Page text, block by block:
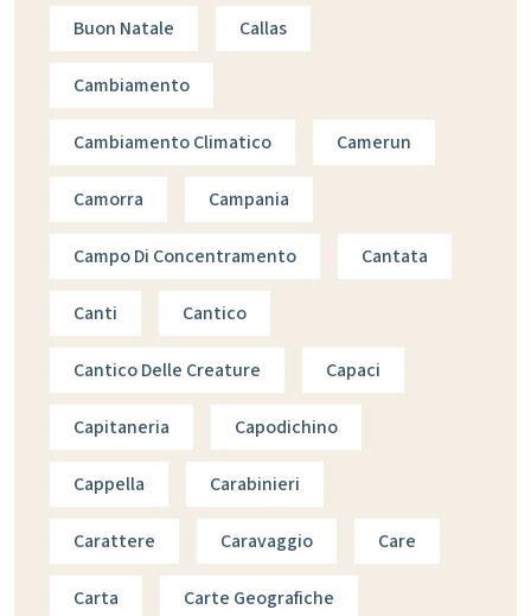
Buon Natale Callas
Cambiamento
Cambiamento Climatico Camerun
Camorra Campania
Campo Di Concentramento Cantata
Canti Cantico
Cantico Delle Creature Capaci
Capitaneria Capodichino
Cappella Carabinieri
Carattere Caravaggio Care
Carta Carte Geografiche